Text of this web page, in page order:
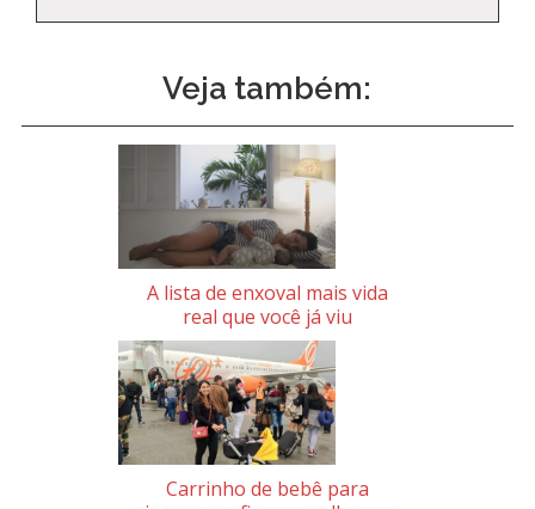
Veja também:
A lista de enxoval mais vida
real que você já viu
Carrinho de bebê para